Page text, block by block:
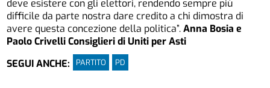
deve esistere con gli elettori, rendendo sempre più
difficile da parte nostra dare credito a chi dimostra di
avere questa concezione della politica”.Anna Bosia e
Paolo Crivelli Consiglieri di Uniti per Asti
SEGUI ANCHE:
PARTITO PD